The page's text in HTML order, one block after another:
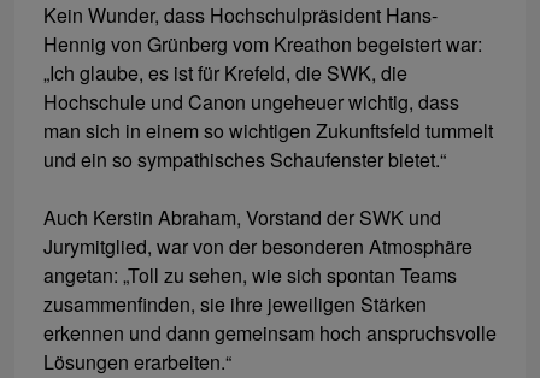
Kein Wunder, dass Hochschulpräsident Hans-
Hennig von Grünberg vom Kreathon begeistert war:
„Ich glaube, es ist für Krefeld, die SWK, die
Hochschule und Canon ungeheuer wichtig, dass
man sich in einem so wichtigen Zukunftsfeld tummelt
und ein so sympathisches Schaufenster bietet.“
Auch Kerstin Abraham, Vorstand der SWK und
Jurymitglied, war von der besonderen Atmosphäre
angetan: „Toll zu sehen, wie sich spontan Teams
zusammenfinden, sie ihre jeweiligen Stärken
erkennen und dann gemeinsam hoch anspruchsvolle
Lösungen erarbeiten.“